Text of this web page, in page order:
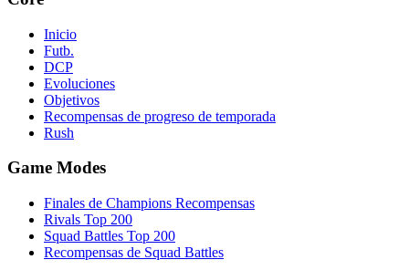
Inicio
Futb.
DCP
Evoluciones
Objetivos
Recompensas de progreso de temporada
Rush
Game Modes
Finales de Champions Recompensas
Rivals Top 200
Squad Battles Top 200
Recompensas de Squad Battles